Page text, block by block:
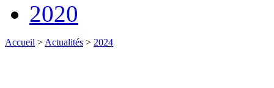
2020
Accueil > Actualités > 2024